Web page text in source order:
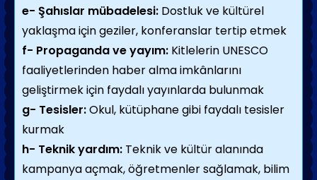
e- Şahıslar mübadelesi: Dostluk ve kültürel
yaklaşma için geziler, konferanslar tertip etmek
f- Propaganda ve yayım: Kitlelerin UNESCO
faaliyetlerinden haber alma imkânlarını
geliştirmek için faydalı yayınlarda bulunmak
g- Tesisler:Okul, kütüphane gibi faydalı tesisler
kurmak
h- Teknik yardım: Teknik ve kültür alanında
kampanya açmak, öğretmenler sağlamak, bilim